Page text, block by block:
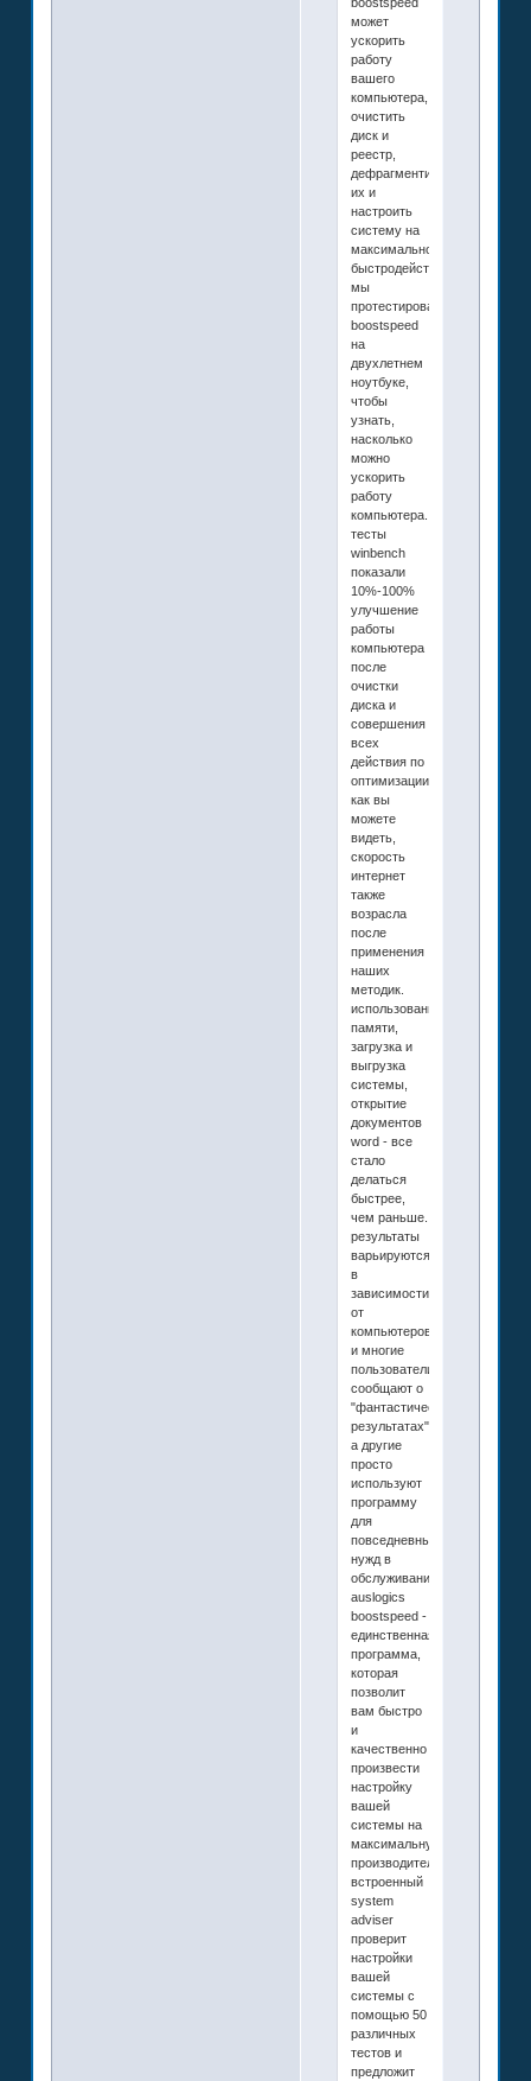
может
ускорить
работу
вашего
компьютера,
очистить
диск и
реестр,
дефрагментировать
их и
настроить
систему на
максимальное
быстродействие.
мы
протестировали
boostspeed
на
двухлетнем
ноутбуке,
чтобы
узнать,
насколько
можно
ускорить
работу
компьютера.
тесты
winbench
показали
10%-100%
улучшение
работы
компьютера
после
очистки
диска и
совершения
всех
действия по
оптимизации.
как вы
можете
видеть,
скорость
интернет
также
возрасла
после
применения
наших
методик.
использование
памяти,
загрузка и
выгрузка
системы,
открытие
документов
word - все
стало
делаться
быстрее,
чем раньше.
результаты
варьируются
в
зависимости
от
компьютеров,
и многие
пользователи
сообщают о
"фантастических
результатах",
а другие
просто
используют
программу
для
повседневных
нужд в
обслуживании.
auslogics
boostspeed -
единственная
программа,
которая
позволит
вам быстро
и
качественно
произвести
настройку
вашей
системы на
максимальную
производительность.
встроенный
system
adviser
проверит
настройки
вашей
системы с
помощью 50
различных
тестов и
предложит